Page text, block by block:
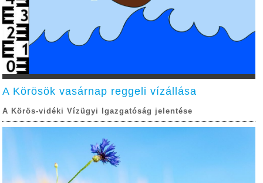
A Körösök vasárnap reggeli vízállása
A Körös-vidéki Vízügyi Igazgatóság jelentése